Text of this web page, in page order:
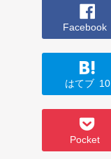
Facebook
はてブ 10
Pocket